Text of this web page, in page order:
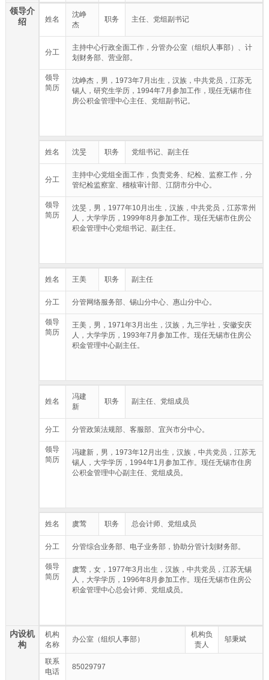
（六）负责全市住房公积金归集、缴存、提取和使用等的行政执法
工作；
（七）承办市政府和市住房公积金管理委员会决定的其他事项。
领导介
绍
姓名
沈峥
杰
职务 主任、党组副书记
分工
主持中心行政全面工作，分管办公室（组织人事部）、计
划财务部、营业部。
领导
简历
沈峥杰，男，1973年7月出生，汉族，中共党员，江苏无
锡人，研究生学历，1994年7月参加工作，现任无锡市住
房公积金管理中心主任、党组副书记。
姓名 沈旻 职务 党组书记、副主任
分工
主持中心党组全面工作，负责党务、纪检、监察工作，分
管纪检监察室、稽核审计部、江阴市分中心。
领导
简历
沈旻，男，1977年10月出生，汉族，中共党员，江苏常州
人，大学学历，1999年8月参加工作。现任无锡市住房公
积金管理中心党组书记、副主任。
姓名 王美 职务 副主任
分工 分管网络服务部、锡山分中心、惠山分中心。
领导
简历
王美，男，1971年3月出生，汉族，九三学社，安徽安庆
人，大学学历，1993年7月参加工作。现任无锡市住房公
积金管理中心副主任。
姓名
冯建
新
职务 副主任、党组成员
分工 分管政策法规部、客服部、宜兴市分中心。
领导
简历
冯建新，男，1973年12月出生，汉族，中共党员，江苏无
锡人，大学学历，1994年1月参加工作。现任无锡市住房
公积金管理中心副主任、党组成员。
姓名 虞莺 职务 总会计师、党组成员
分工 分管综合业务部、电子业务部，协助分管计划财务部。
领导
简历
虞莺，女，1977年3月出生，汉族，中共党员，江苏无锡
人，大学学历，1996年8月参加工作。现任无锡市住房公
积金管理中心总会计师、党组成员。
内设机
构
机构
名称
办公室（组织人事部）
机构负
责人
邬秉斌
联系
电话
85029797